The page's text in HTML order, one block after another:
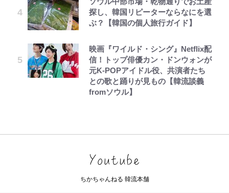
探し、韓国リピーターならなにを選
ぶ？【韓国の個人旅行ガイド】
映画『ワイルド・シング』Netflix配
信！トップ俳優カン・ドンウォンが
元K-POPアイドル役、共演者たち
との歌と踊りが見もの【韓流談義
fromソウル】
ちかちゃんねる 韓流本舗